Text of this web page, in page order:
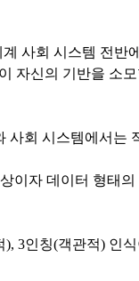
사회 시스템 전
자신의 기반을 소
회 시스템에서
자 데이터 형태
3인칭(객관적) 인